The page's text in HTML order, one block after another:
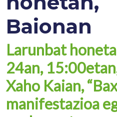
Baionan
Larunbat
24an,
Xaho Kaian,
manifestazioa